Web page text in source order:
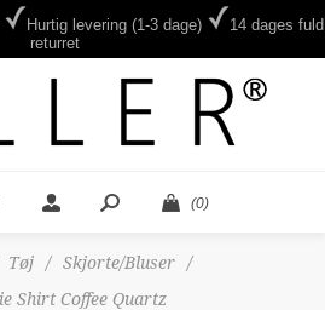
Hurtig levering (1-3 dage)
14 dages fuld
returret
(0)
Tøj / Skjorte/Bluser
/
Shirt Coffee Quartz